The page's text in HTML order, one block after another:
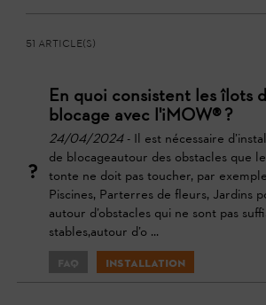
51 Article(s)
En quoi consistent les îlots
blocage avec l'iMOW® ?
24/04/2024- Il est nécessaire
de blocageautour des obstacles que
tonte ne doit pas toucher, par
Piscines, Parterres de fleurs, Jardins
autour d’obstacles qui ne sont pas
stables,autour d’o ...
FAQ Installation